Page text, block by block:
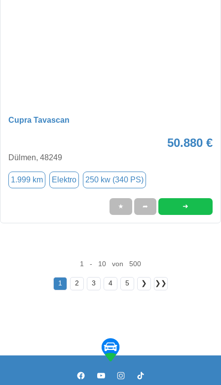
Cupra Tavascan
50.880 €
Dülmen, 48249
1.999 km Elektro 250 kw (340 PS)
★ ➦ ➜
1 - 10 von 500
1 2 3 4 5 ❯ ❯❯